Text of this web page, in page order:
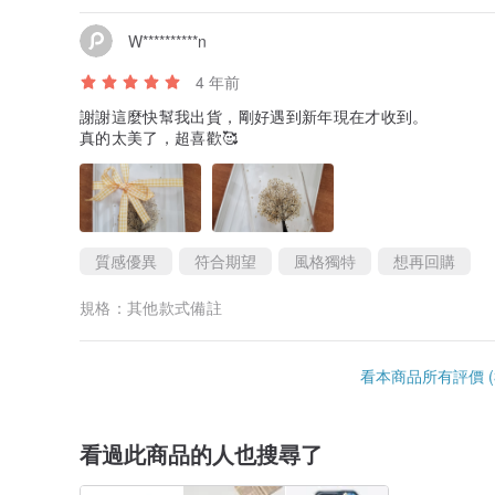
W**********n
4 年前
謝謝這麼快幫我出貨，剛好遇到新年現在才收到。
真的太美了，超喜歡🥰
質感優異 符合期望 風格獨特 想再回購
規格：其他款式備註
看本商品所有評價
看過此商品的人也搜尋了